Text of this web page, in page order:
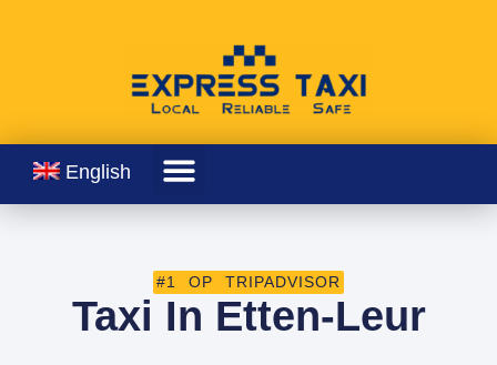
English
#1 OP TRIPADVISOR
Taxi In Etten-Leur